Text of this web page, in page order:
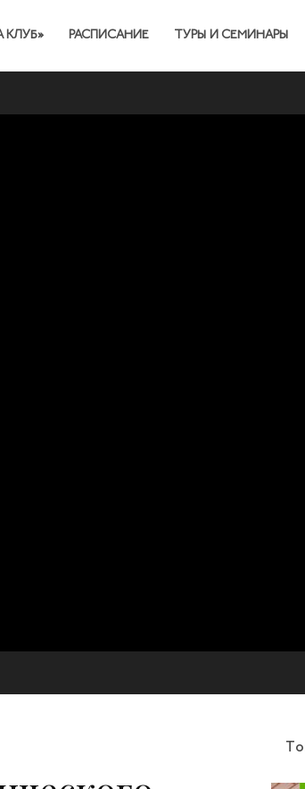
КЛУБ» РАСПИСАНИЕ ТУРЫ И СЕМИНАРЫ